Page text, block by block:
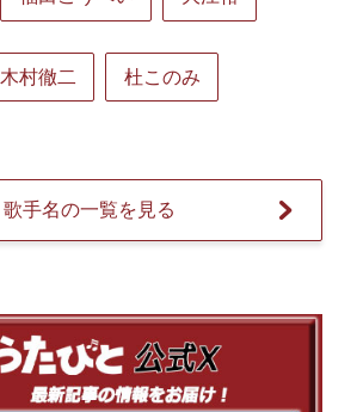
木村徹二 杜このみ
歌手名の一覧を見る